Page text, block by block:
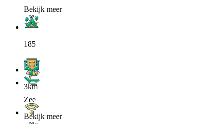
Bekijk meer
185
3km
Zee
Bekijk meer